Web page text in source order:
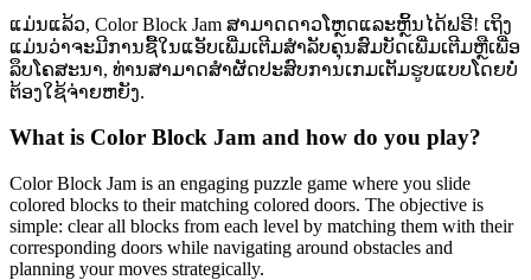
ແມ່ນແລ້ວ, Color Block Jam ສາມາດດາວໂຫຼດແລະຫຼິ້ນໄດ້ຟຣີ! ເຖິງ
ແມ່ນວ່າຈະມີການຊື້ໃນແອັບເພີ່ມເຕີມສຳລັບຄຸນສົມບັດເພີ່ມເຕີມຫຼືເພື່ອ
ລຶບໂຄສະນາ, ທ່ານສາມາດສຳຜັດປະສົບການເກມເຕັມຮູບແບບໂດຍບໍ່
ຕ້ອງໃຊ້ຈ່າຍຫຍັງ.
What is Color Block Jam and how do you play?
Color Block Jam is an engaging puzzle game where you slide
colored blocks to their matching colored doors. The objective is
simple: clear all blocks from each level by matching them with their
corresponding doors while navigating around obstacles and
planning your moves strategically.